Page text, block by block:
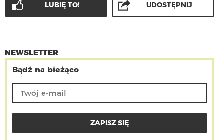
LUBIĘ TO! UDOSTĘPNIJ
NEWSLETTER
Bądź na bieżąco